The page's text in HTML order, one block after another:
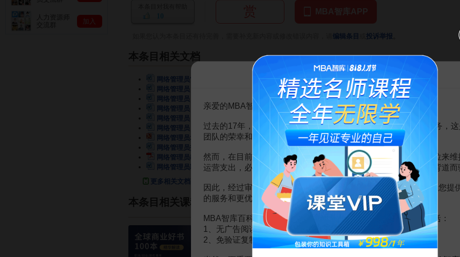
编辑条目 投诉举报
本条目相关文档
网络管理员常用网络命令
网络管理员
网络管理员
网络管理员
网络管理员
网络管理员
网络管理员培训-网络安全 33页
网络管理员指南
网络管理员教程
325页
网络管理员职责
3页
更多相关文档
本条目相关课程
全球商业好书100本精华解读
MBA特聘讲师团
加入
告MBA智库百科用户的一封信
亲爱的MBA智库百科用户：
过去的17年，百科频道一直以免费公益的形式为大家提供知识服务，这
团队的荣幸和骄傲。
然而，在目前越来越严峻的经营挑战下，单纯依靠不断增加广告位来维
运营支出，必然会越来越影响您的使用体验，这也与我们的初衷背道而
因此，经过审慎地考虑，我们决定推出VIP会员收费制度，以便为您提
的服务和更优质的内容。
MBA智库百科VIP会员（9.9元 / 年， 点击开通），您的权益将包括：
1、无广告阅读；
2、免验证复制。